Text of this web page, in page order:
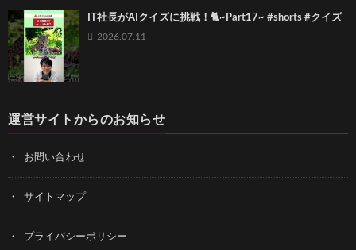
IT社長がAIクイズに挑戦！🐈~Part17~ #shorts #クイズ
2026.07.11
運営サイトからのお知らせ
お問い合わせ
サイトマップ
プライバシーポリシー